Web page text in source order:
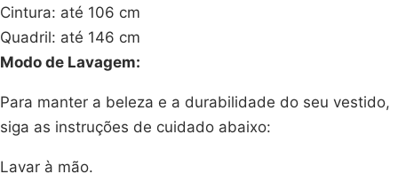
Cintura: até 106 cm
Quadril: até 146 cm
Modo de Lavagem:
Para manter a beleza e a durabilidade do seu vestido,
siga as instruções de cuidado abaixo:
Lavar à mão.